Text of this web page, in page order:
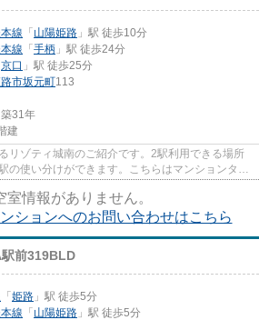
線 「山陽姫路 」駅 徒歩10分
線 「手柄 」駅 徒歩24分
京口 」駅 徒歩25分
市坂元町113
31年
建
リゾティ城南のご紹介です。2駅利用できる場所
の使い分けができます。こちらはマンションタイ
...
室情報がありません。
ションへのお問い合わせはこちら
前319BLD
「姫路 」駅 徒歩5分
線 「山陽姫路 」駅 徒歩5分